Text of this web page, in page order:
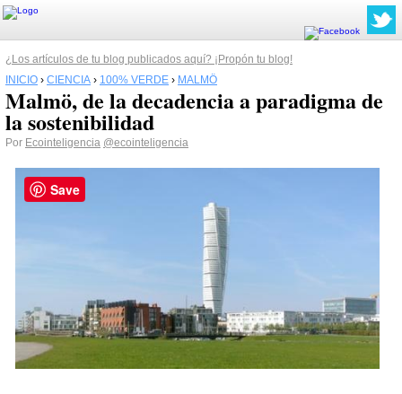
¿Los artículos de tu blog publicados aquí? ¡Propón tu blog!
INICIO › CIENCIA › 100% VERDE › MALMÖ
Malmö, de la decadencia a paradigma de
la sostenibilidad
Por Ecointeligencia @ecointeligencia
Save